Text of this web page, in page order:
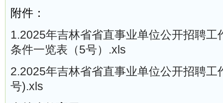
附件：
1.2025年吉林省省直事业单位公开招聘工
条件一览表（5号）.xls
2.2025年吉林省省直事业单位公开招聘工
号).xls